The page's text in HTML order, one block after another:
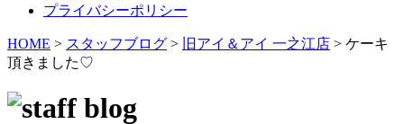
プライバシーポリシー
HOME > スタッフブログ > 旧アイ＆アイ 一之江店 > ケーキ
頂きました♡